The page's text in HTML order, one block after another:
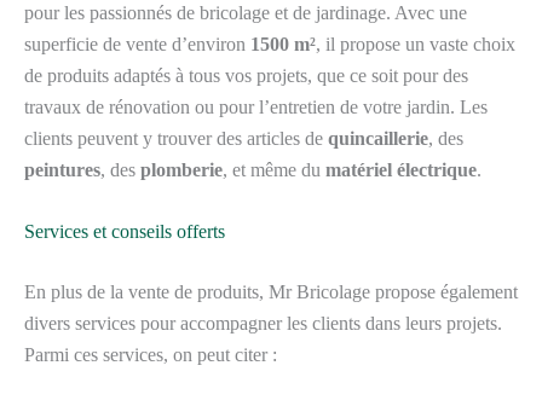
pour les passionnés de bricolage et de jardinage. Avec une
superficie de vente d’environ 1500 m², il propose un vaste choix
de produits adaptés à tous vos projets, que ce soit pour des
travaux de rénovation ou pour l’entretien de votre jardin. Les
clients peuvent y trouver des articles de quincaillerie, des
peintures, des plomberie, et même du matériel électrique.
Services et conseils offerts
En plus de la vente de produits, Mr Bricolage propose également
divers services pour accompagner les clients dans leurs projets.
Parmi ces services, on peut citer :